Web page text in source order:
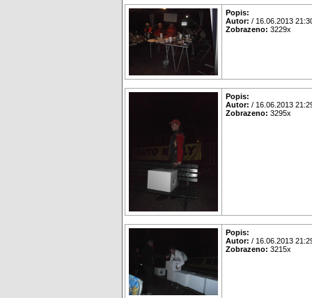
Popis:
Autor: / 16.06.2013
Zobrazeno: 3229x
Popis:
Autor: / 16.06.2013
Zobrazeno: 3295x
Popis:
Autor: / 16.06.2013
Zobrazeno: 3215x